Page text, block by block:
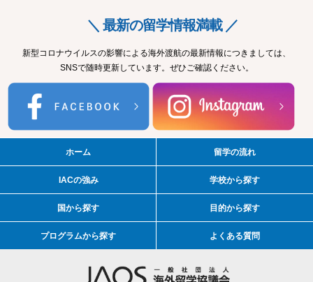
＼ 最新の留学情報満載 ／
新型コロナウイルスの影響による海外渡航の最新情報につきましては、
SNSで随時更新しています。ぜひご確認ください。
ホーム 留学の流れ
IACの強み 学校から探す
国から探す 目的から探す
プログラムから探す よくある質問